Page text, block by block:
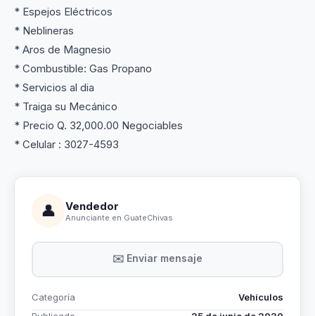
* Espejos Eléctricos
* Neblineras
* Aros de Magnesio
* Combustible: Gas Propano
* Servicios al dia
* Traiga su Mecánico
* Precio Q. 32,000.00 Negociables
* Celular : 3027-4593
👤 Vendedor
Anunciante en GuateChivas
✉️ Enviar mensaje
Categoría
Vehículos